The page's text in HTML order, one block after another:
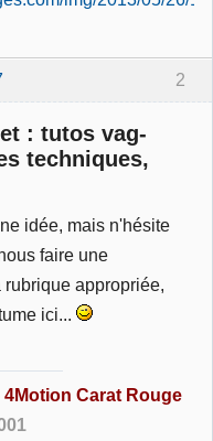
2
: tutos vag-
techniques,
idée, mais n'hésite
faire une
appropriée,
ici...
4Motion Carat Rouge